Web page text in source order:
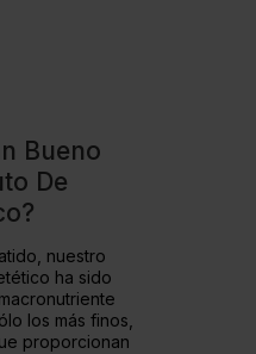
Bueno
De
nuestro
ha sido
los más finos,
proporcionan